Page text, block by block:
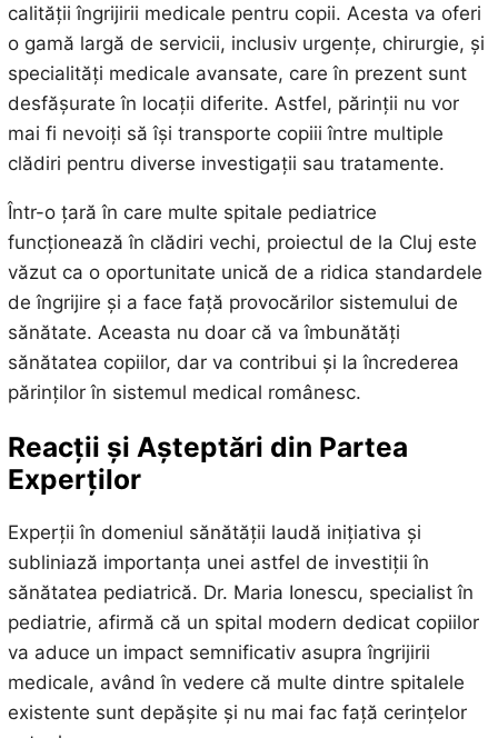
calității îngrijirii medicale pentru copii. Acesta va oferi
o gamă largă de servicii, inclusiv urgențe, chirurgie, și
specialități medicale avansate, care în prezent sunt
desfășurate în locații diferite. Astfel, părinții nu vor
mai fi nevoiți să își transporte copiii între multiple
clădiri pentru diverse investigații sau tratamente.
Într-o țară în care multe spitale pediatrice
funcționează în clădiri vechi, proiectul de la Cluj este
văzut ca o oportunitate unică de a ridica standardele
de îngrijire și a face față provocărilor sistemului de
sănătate. Aceasta nu doar că va îmbunătăți
sănătatea copiilor, dar va contribui și la încrederea
părinților în sistemul medical românesc.
Reacții și Așteptări din Partea
Experților
Experții în domeniul sănătății laudă inițiativa și
subliniază importanța unei astfel de investiții în
sănătatea pediatrică. Dr. Maria Ionescu, specialist în
pediatrie, afirmă că un spital modern dedicat copiilor
va aduce un impact semnificativ asupra îngrijirii
medicale, având în vedere că multe dintre spitalele
existente sunt depășite și nu mai fac față cerințelor